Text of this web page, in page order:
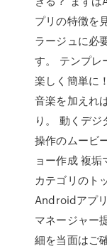
プリの特徴を
ラージュに必
す。 テンプレ
楽しく簡単に
音楽を加えれ
り。 動くデ
操作のムービ
ョー作成 複
カテゴリのト
Androidアプ
マネージャー
細を当面はご